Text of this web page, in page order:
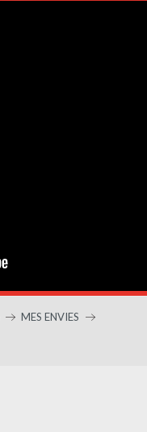
MES ENVIES